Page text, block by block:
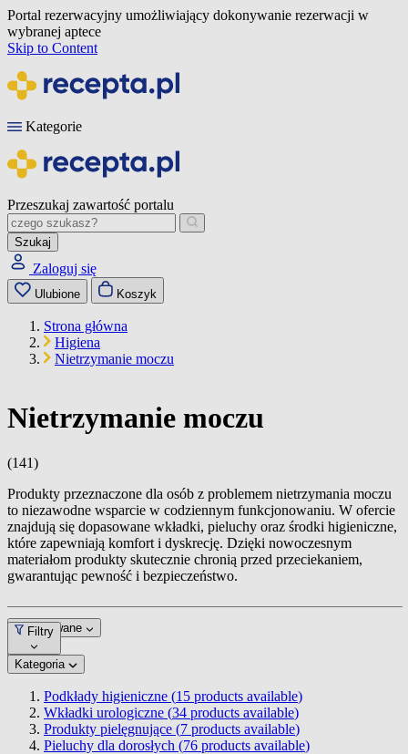
Portal rezerwacyjny umożliwiający dokonywanie rezerwacji w
wybranej aptece
Skip to Content
Kategorie
Przeszukaj zawartość portalu
Szukaj
Zaloguj się
Ulubione Koszyk
Strona główna
Higiena
Nietrzymanie moczu
Nietrzymanie moczu
(141)
Produkty przeznaczone dla osób z problemem nietrzymania moczu
to niezawodne wsparcie w codziennym funkcjonowaniu. W ofercie
znajdują się dopasowane wkładki, pieluchy oraz środki higieniczne,
które zapewniają komfort i dyskrecję. Dzięki nowoczesnym
materiałom produkty skutecznie chronią przed przeciekaniem,
gwarantując pewność i bezpieczeństwo.
Dopasowane
Filtry
Kategoria
Podkłady higieniczne (15 products available)
Wkładki urologiczne (34 products available)
Produkty pielęgnujące (7 products available)
Pieluchy dla dorosłych (76 products available)